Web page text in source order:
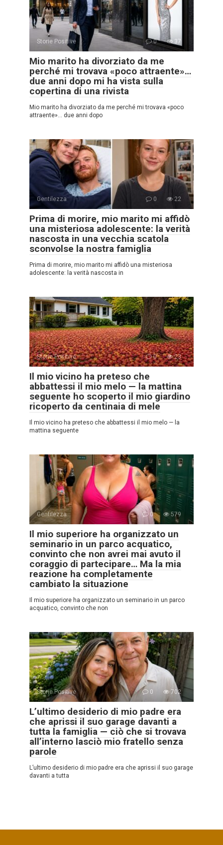
Storie Positive 0 37
Mio marito ha divorziato da me
perché mi trovava «poco attraente»…
due anni dopo mi ha vista sulla
copertina di una rivista
Mio marito ha divorziato da me perché mi trovava «poco
attraente»… due anni dopo
Gentilezza 0 22
Prima di morire, mio marito mi affidò
una misteriosa adolescente: la verità
nascosta in una vecchia scatola
sconvolse la nostra famiglia
Prima di morire, mio marito mi affidò una misteriosa
adolescente: la verità nascosta in
Storie Positive 0 23
Il mio vicino ha preteso che
abbattessi il mio melo — la mattina
seguente ho scoperto il mio giardino
ricoperto da centinaia di mele
Il mio vicino ha preteso che abbattessi il mio melo — la
mattina seguente
Gentilezza 0 579
Il mio superiore ha organizzato un
seminario in un parco acquatico,
convinto che non avrei mai avuto il
coraggio di partecipare… Ma la mia
reazione ha completamente
cambiato la situazione
Il mio superiore ha organizzato un seminario in un parco
acquatico, convinto che non
Storie Positive 0 702
L’ultimo desiderio di mio padre era
che aprissi il suo garage davanti a
tutta la famiglia — ciò che si trovava
all’interno lasciò mio fratello senza
parole
L’ultimo desiderio di mio padre era che aprissi il suo garage
davanti a tutta